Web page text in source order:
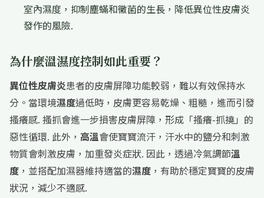
室內濕度，抑制塵蟎和黴菌的生長，降低異位性皮膚炎
發作的風險.
為什麼溫濕度控制如此重要？
異位性皮膚炎患者的皮膚屏障功能較弱，難以有效保持水
分。當環境濕度過低時，皮膚更容易乾燥、粗糙，進而引發
搔癢感. 搔抓會進一步損害皮膚屏障，形成「搔癢-抓撓」的
惡性循環. 此外， 高溫會使寶寶流汗，汗水中的鹽分和刺激
物質會刺激皮膚，加重發炎症狀. 因此，透過冷氣調節溫
度 ，並搭配加濕器維持適當的濕度 ，有助於穩定寶寶的皮膚
狀況，減少不適感.